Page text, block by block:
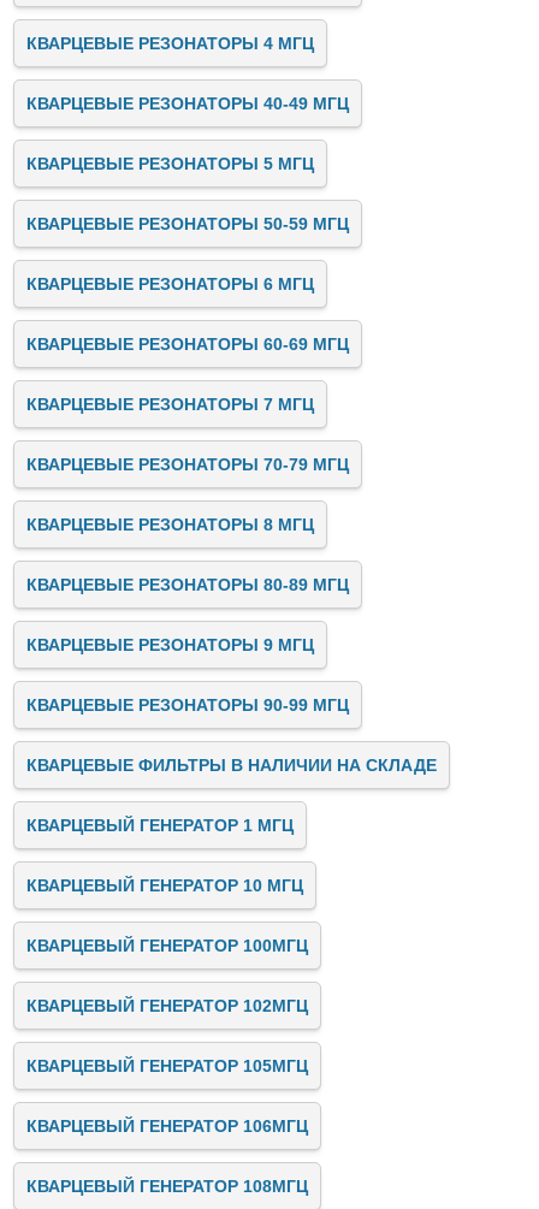
КВАРЦЕВЫЕ РЕЗОНАТОРЫ 4 МГЦ
КВАРЦЕВЫЕ РЕЗОНАТОРЫ 40-49 МГЦ
КВАРЦЕВЫЕ РЕЗОНАТОРЫ 5 МГЦ
КВАРЦЕВЫЕ РЕЗОНАТОРЫ 50-59 МГЦ
КВАРЦЕВЫЕ РЕЗОНАТОРЫ 6 МГЦ
КВАРЦЕВЫЕ РЕЗОНАТОРЫ 60-69 МГЦ
КВАРЦЕВЫЕ РЕЗОНАТОРЫ 7 МГЦ
КВАРЦЕВЫЕ РЕЗОНАТОРЫ 70-79 МГЦ
КВАРЦЕВЫЕ РЕЗОНАТОРЫ 8 МГЦ
КВАРЦЕВЫЕ РЕЗОНАТОРЫ 80-89 МГЦ
КВАРЦЕВЫЕ РЕЗОНАТОРЫ 9 МГЦ
КВАРЦЕВЫЕ РЕЗОНАТОРЫ 90-99 МГЦ
КВАРЦЕВЫЕ ФИЛЬТРЫ В НАЛИЧИИ НА СКЛАДЕ
КВАРЦЕВЫЙ ГЕНЕРАТОР 1 МГЦ
КВАРЦЕВЫЙ ГЕНЕРАТОР 10 МГЦ
КВАРЦЕВЫЙ ГЕНЕРАТОР 100МГЦ
КВАРЦЕВЫЙ ГЕНЕРАТОР 102МГЦ
КВАРЦЕВЫЙ ГЕНЕРАТОР 105МГЦ
КВАРЦЕВЫЙ ГЕНЕРАТОР 106МГЦ
КВАРЦЕВЫЙ ГЕНЕРАТОР 108МГЦ